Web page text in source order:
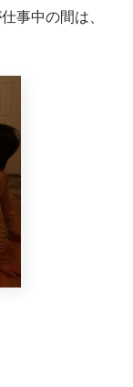
事中の間は、